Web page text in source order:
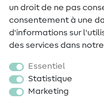
Droit de rétractation
Populaire
Accessoires de couture
un droit de ne pas
consentement à une
d'informations sur
des services dans notre
Essentiel
Statistique
Marketing